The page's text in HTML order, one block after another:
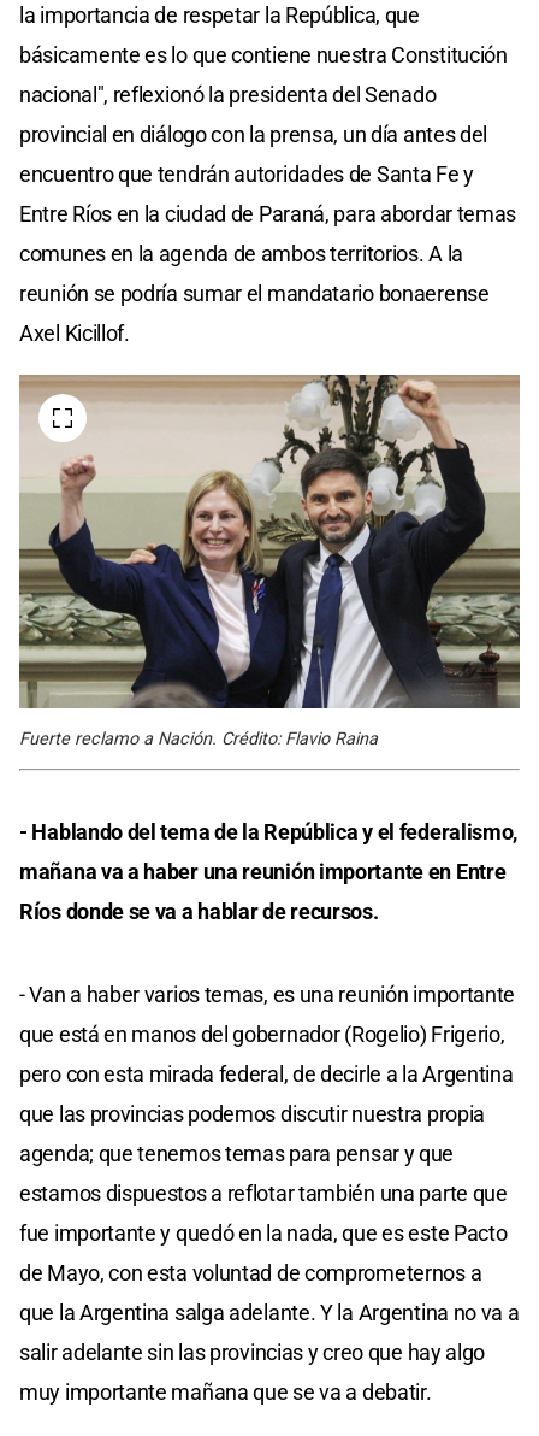
la importancia de respetar la República, que
básicamente es lo que contiene nuestra Constitución
nacional", reflexionó la presidenta del Senado
provincial en diálogo con la prensa, un día antes del
encuentro que tendrán autoridades de Santa Fe y
Entre Ríos en la ciudad de Paraná, para abordar temas
comunes en la agenda de ambos territorios. A la
reunión se podría sumar el mandatario bonaerense
Axel Kicillof.
Fuerte reclamo a Nación. Crédito: Flavio Raina
- Hablando del tema de la República y el federalismo,
mañana va a haber una reunión importante en Entre
Ríos donde se va a hablar de recursos.
- Van a haber varios temas, es una reunión importante
que está en manos del gobernador (Rogelio) Frigerio,
pero con esta mirada federal, de decirle a la Argentina
que las provincias podemos discutir nuestra propia
agenda; que tenemos temas para pensar y que
estamos dispuestos a reflotar también una parte que
fue importante y quedó en la nada, que es este Pacto
de Mayo, con esta voluntad de comprometernos a
que la Argentina salga adelante. Y la Argentina no va a
salir adelante sin las provincias y creo que hay algo
muy importante mañana que se va a debatir.